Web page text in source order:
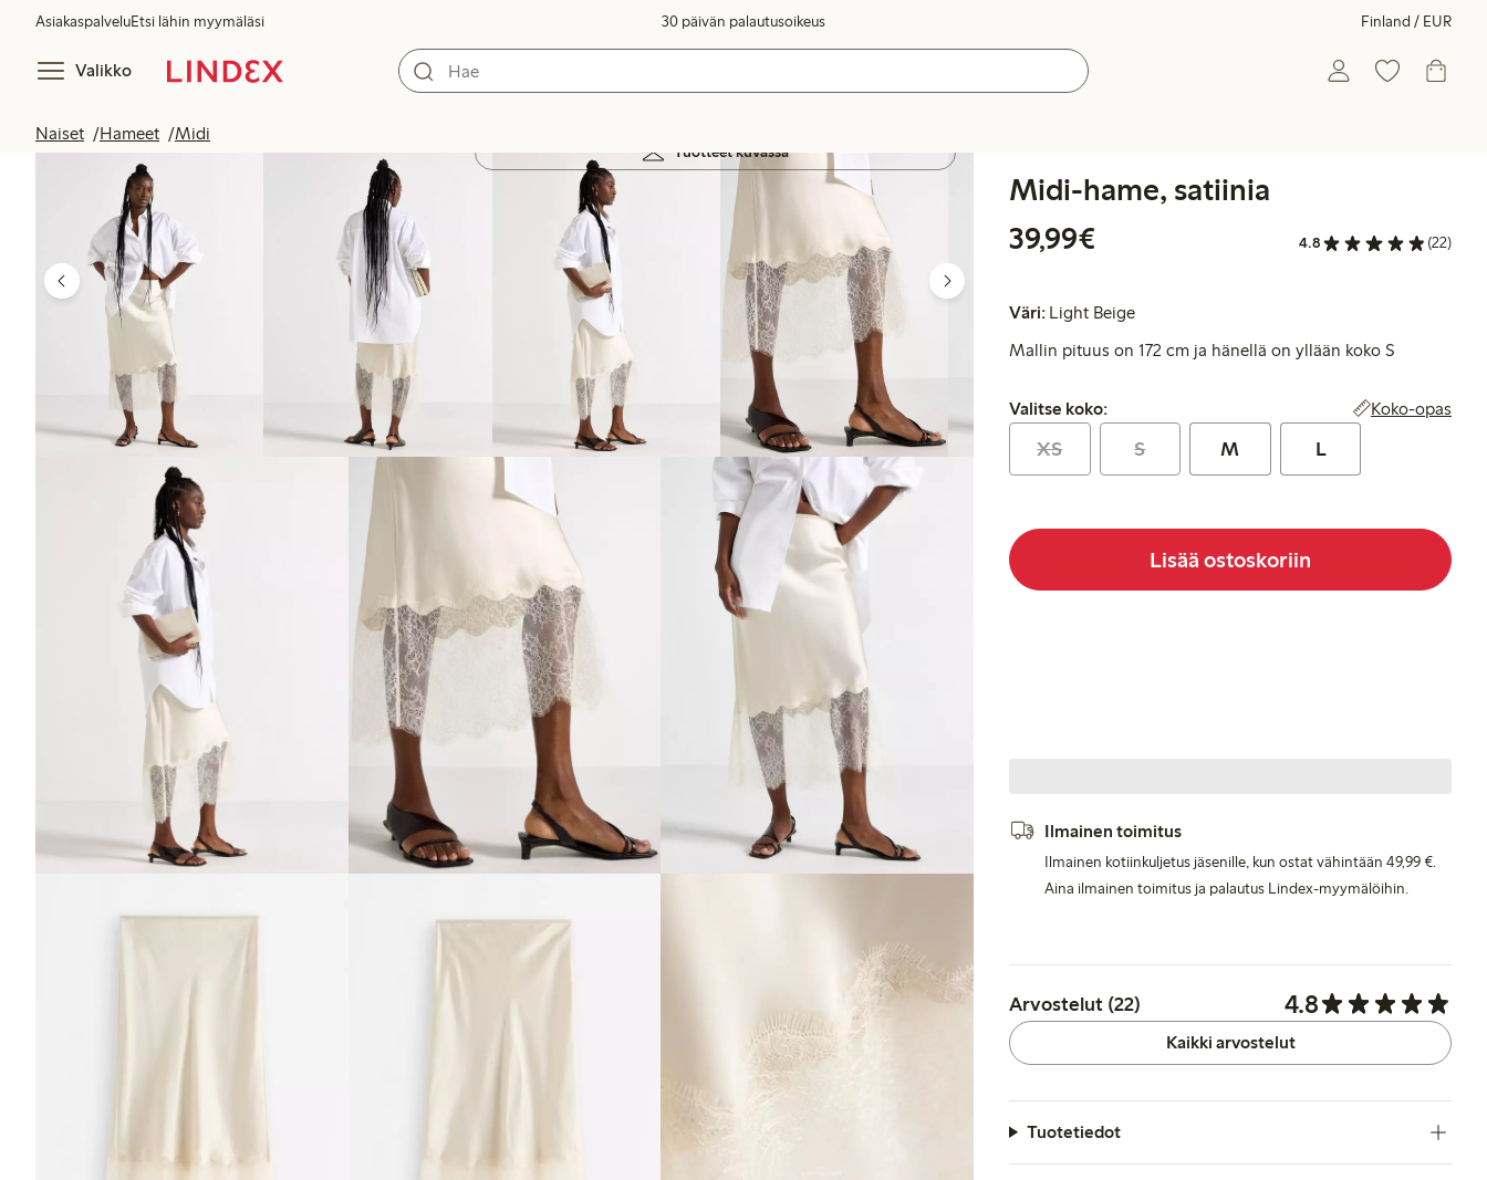
AsiakaspalveluEtsi lähin myymäläsi 30 päivän palautusoikeus Finland / EUR
Valikko
Naiset Hameet Midi
Tuotteet kuvassa
Midi-hame, satiinia
39,99€
4.8 (22)
Väri: Light Beige
Mallin pituus on 172 cm ja hänellä on yllään koko S
Valitse koko:
Valitse koko: Koko-opas
XS S M L
Lisää ostoskoriin
Ilmainen toimitus
Ilmainen kotiinkuljetus jäsenille, kun ostat vähintään 49,99 €.
Aina ilmainen toimitus ja palautus Lindex-myymälöihin.
Arvostelut (22) 4.8
Kaikki arvostelut
Tuotetiedot